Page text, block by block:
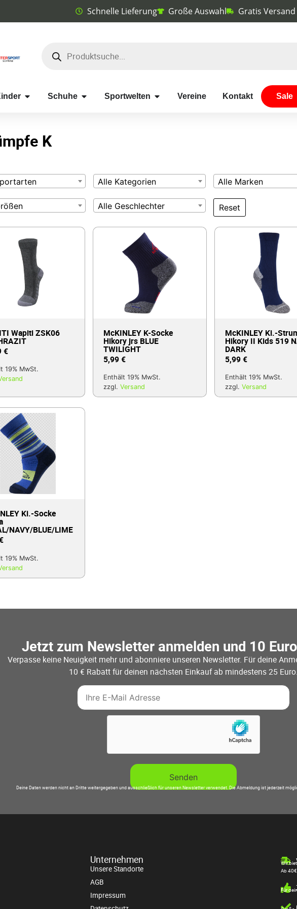
Schnelle Lieferung Große Auswahl Gratis
Schuhe Sportwelten Vereine Kontakt Sale
K
Alle Kategorien Alle Marken
Alle Geschlechter Reset
Wapiti ZSK06
€
19% MwSt.
McKINLEY K-Socke
Hikory jrs BLUE
TWILIGHT
5,99€
Enthält 19% MwSt.
zzgl. Versand
McKINLEY Ki.-
Hikory II Kids 519
DARK
5,99€
Enthält 19% MwSt.
zzgl.Versand
Ki.-Socke
NAVY/BLUE/LIME
19% MwSt.
Jetzt zum Newsletter anmelden und 10
Verpasse keine Neuigkeit mehr und abonniere unseren Newsletter. Für deine
10 € Rabatt für deinen nächsten Einkauf ab mindestens 25 Euro.
Deine Daten werden nicht an Dritte weitergegeben und ausschließlich für unseren Newsletter verwendet. Die Abmeldung ist jederzeit
Unternehmen
Unsere Standorte
AGB
Impressum
Wir
Ab
Für